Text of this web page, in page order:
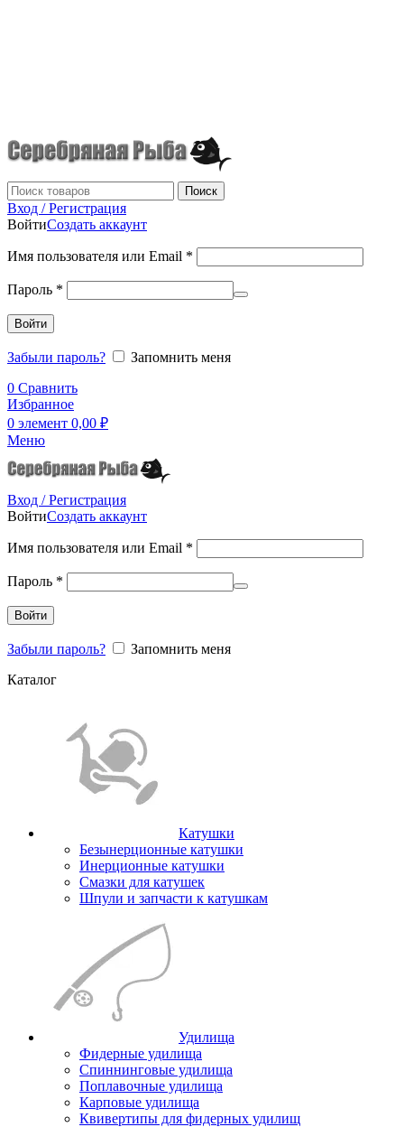
Поиск
Вход / Регистрация
ВойтиСоздать аккаунт
Имя пользователя или Email *
Пароль *
Войти
Забыли пароль?
Запомнить меня
0 Сравнить
Избранное
0 элемент 0,00 ₽
Меню
Вход / Регистрация
ВойтиСоздать аккаунт
Имя пользователя или Email *
Пароль *
Войти
Забыли пароль?
Запомнить меня
Каталог
Катушки
Безынерционные катушки
Инерционные катушки
Смазки для катушек
Шпули и запчасти к катушкам
Удилища
Фидерные удилища
Спиннинговые удилища
Поплавочные удилища
Карповые удилища
Квивертипы для фидерных удилищ